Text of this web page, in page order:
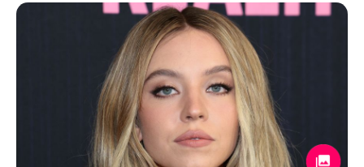
Royals
Stars
Filme & Serien
Lifestyle
Familie & Liebe